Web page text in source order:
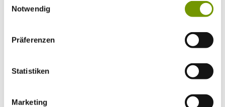
Notwendig
Präferenzen
Statistiken
Marketing
Ihr Urlaub bei uns